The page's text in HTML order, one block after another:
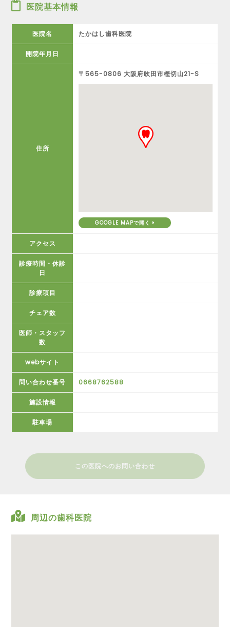
医院基本情報
医院名 たかはし歯科医院
開院年月日
住所
〒565-0806 大阪府吹田市樫切山21-S
GOOGLE MAPで開く
アクセス
診療時間・休診
日
診療項目
チェア数
医師・スタッフ
数
webサイト
問い合わせ番号 0668762588
施設情報
駐車場
この医院へのお問い合わせ
周辺の歯科医院